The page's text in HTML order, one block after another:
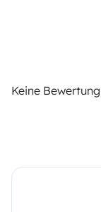
Keine Bewertung